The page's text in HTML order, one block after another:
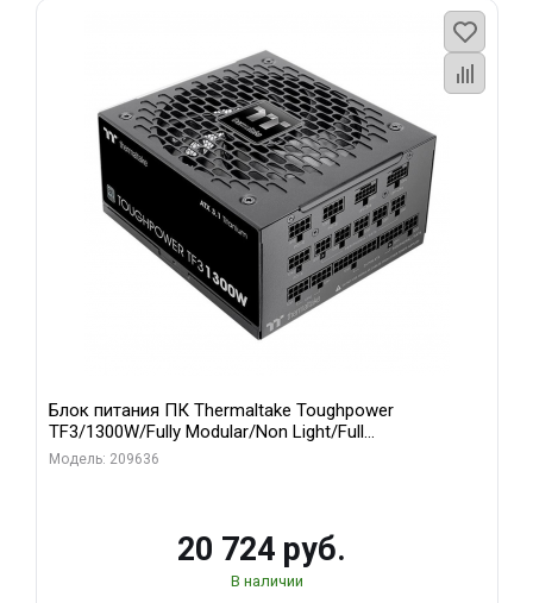
Блок питания ПК Thermaltake Toughpower
TF3/1300W/Fully Modular/Non Light/Full
Range/Analog/80 Plus Titanium/EU/100% JP CAP/All F
Модель: 209636
20 724 руб.
В наличии